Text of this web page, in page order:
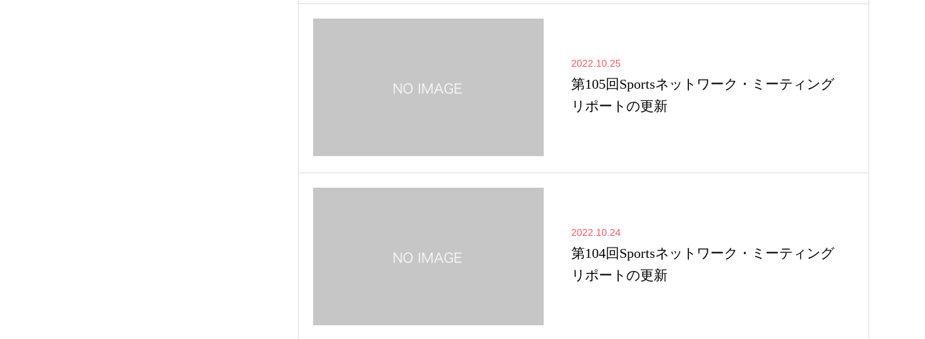
2022.10.25
第105回Sportsネットワーク・ミーティング
リポートの更新
2022.10.24
第104回Sportsネットワーク・ミーティング
リポートの更新